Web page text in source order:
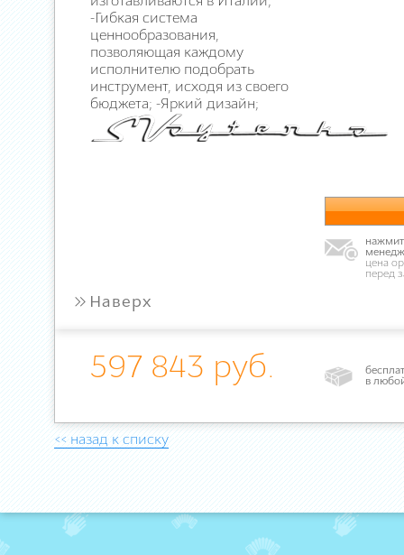
-Гибкая система
ценнообразования,
позволяющая каждому
исполнителю подобрать
инструмент, исходя из своего
бюджета; -Яркий дизайн;
цена
перед
» Наверх
597 843 руб.
в
<< назад к списку